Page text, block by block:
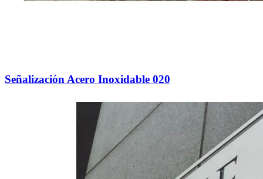
Señalización Acero Inoxidable 020